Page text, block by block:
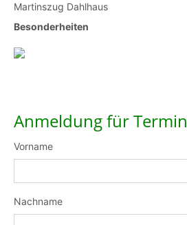
Martinszug Dahlhaus
Besonderheiten
Anmeldung für Termin
Vorname
Nachname